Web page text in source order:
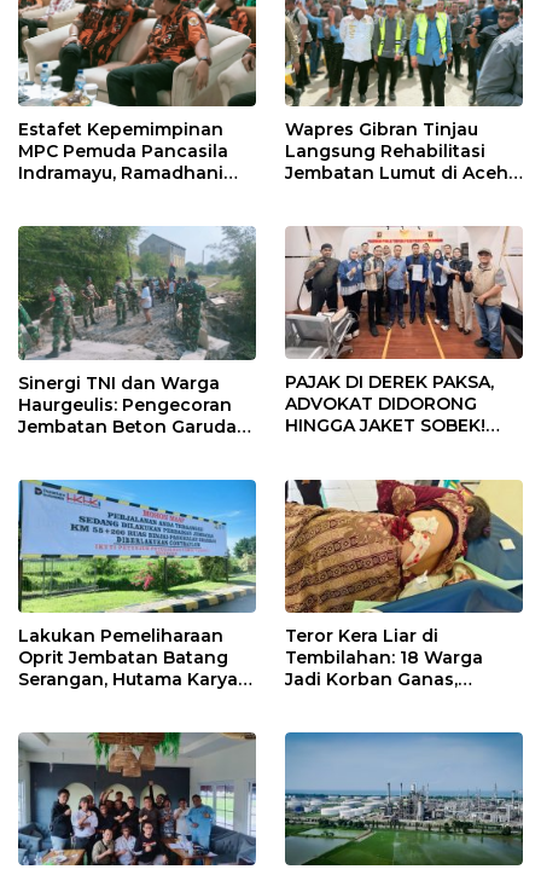
Estafet Kepemimpinan
MPC Pemuda Pancasila
Indramayu, Ramadhani
Muscablub
Wapres Gibran Tinjau
Langsung Rehabilitasi
Jembatan Lumut di Aceh
Sinergi TNI dan Warga
Haurgeulis: Pengecoran
Jembatan Beton Garuda
PAJAK DI DEREK PAKSA,
ADVOKAT DIDORONG
HINGGA JAKET SOBEK!
Pekanbaru!
Lakukan Pemeliharaan
Oprit Jembatan Batang
Serangan, Hutama Karya
Teror Kera Liar di
Tembilahan: 18 Warga
Jadi Korban Ganas,